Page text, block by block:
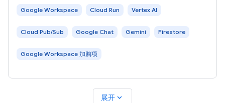
应用会将聊天室中发送的所有消息用作数据源和知识库：当有
Google Workspace Cloud Run Vertex AI
Cloud Pub/Sub Google Chat Gemini Firestore
Google Workspace 加购项
展开 expand_more